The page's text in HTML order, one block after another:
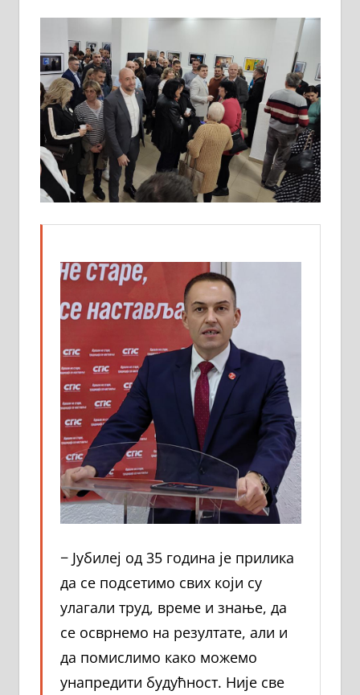
− Јубилеј од 35 година је прилика
да се подсетимо свих који су
улагали труд, време и знање, да
се осврнемо на резултате, али и
да помислимо како можемо
унапредити будућност. Није све